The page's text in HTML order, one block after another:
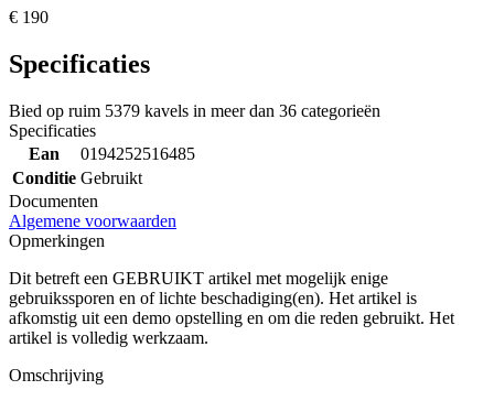
€ 190
Specificaties
Bied op ruim 5379 kavels in meer dan 36 categorieën
Specificaties
Ean
0194252516485
Conditie Gebruikt
Documenten
Algemene voorwaarden
Opmerkingen
Dit betreft een GEBRUIKT artikel met mogelijk enige
gebruikssporen en of lichte beschadiging(en). Het artikel is
afkomstig uit een demo opstelling en om die reden gebruikt. Het
artikel is volledig werkzaam.
Omschrijving